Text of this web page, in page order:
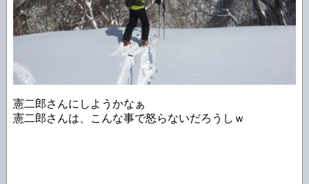
憲二郎さんにしようかなぁ
憲二郎さんは、こんな事で怒らないだろうしｗ